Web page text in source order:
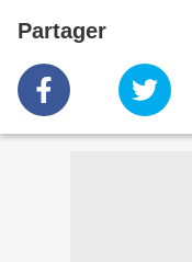
Partager